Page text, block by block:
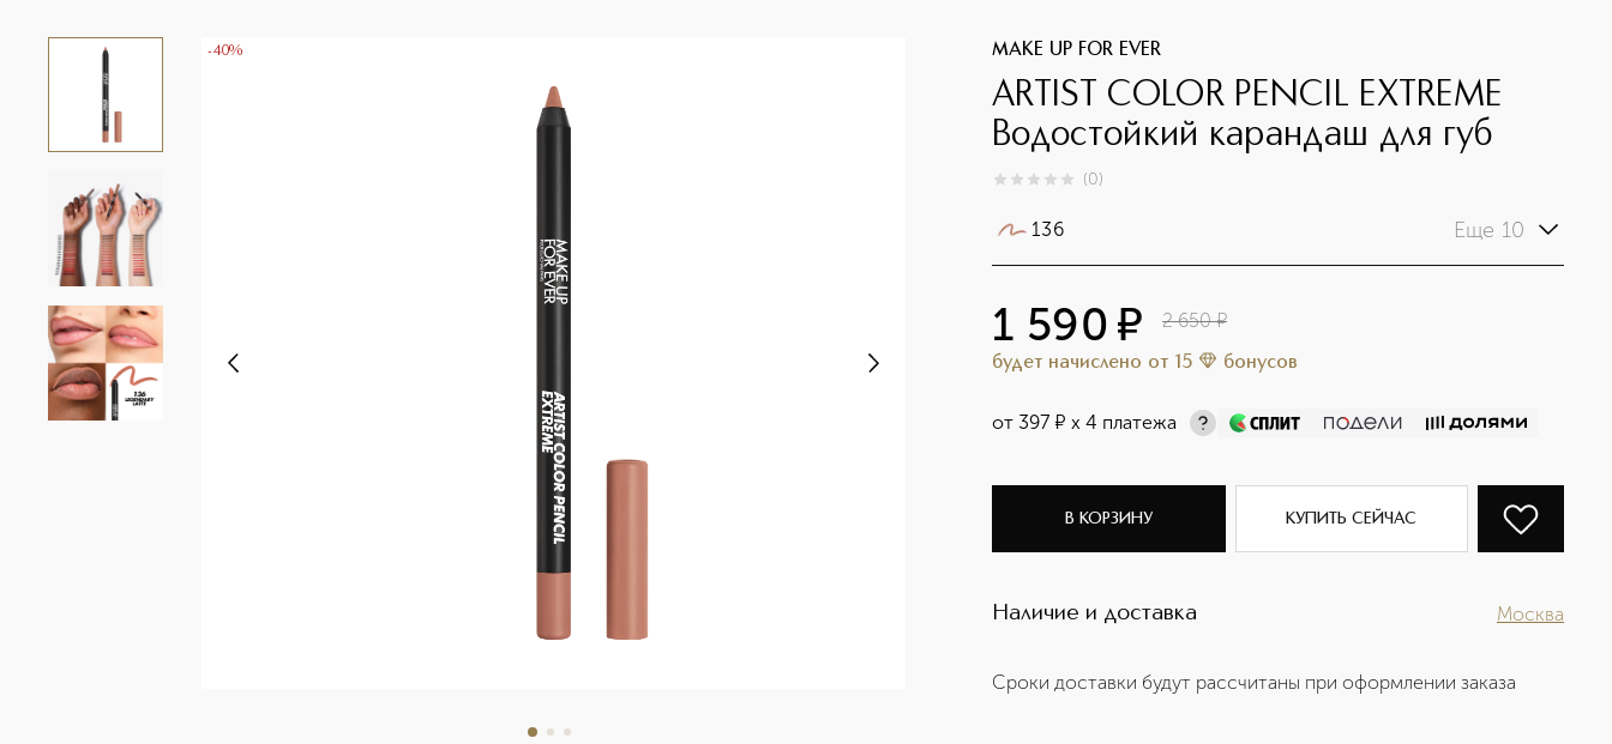
-40% MAKE UP FOR EVER
ARTIST COLOR PENCIL EXTREME
Водостойкий карандаш для губ
0из 0 (0)
136 Еще 10
1 590 ¤ 2 650 ¤
будет начислено от 15 бонусов
от 397 ¤ х 4 платежа
В КОРЗИНУ КУПИТЬ СЕЙЧАС
Наличие и доставка Москва
Сроки доставки будут рассчитаны при оформлении заказа